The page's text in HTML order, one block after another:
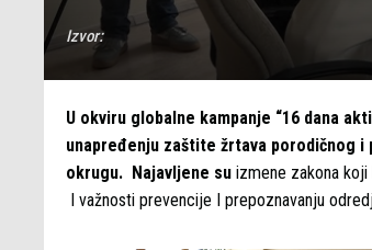
Izvor:
U okviru globalne kampanje “16 dana
unapređenju zaštite žrtava porodičnog
okrugu. Najavljene su izmene zakona
I važnosti prevencije I prepoznavanju